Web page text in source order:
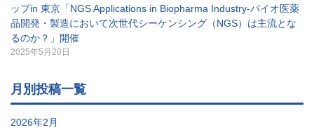
ップin 東京「NGS Applications in Biopharma Industry-バイオ医薬
品開発・製造において次世代シーケンシング（NGS）は主流とな
るのか？」開催
2025年5月20日
月別投稿一覧
2026年2月